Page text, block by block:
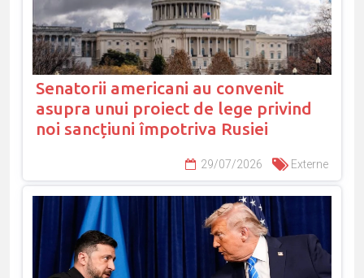
Senatorii americani au convenit
asupra unui proiect de lege privind
noi sancțiuni împotriva Rusiei
29/07/2026 Externe